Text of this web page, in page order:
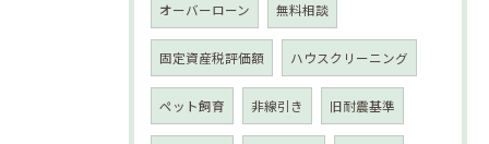
オーバーローン 無料相談
固定資産税評価額 ハウスクリーニング
ペット飼育 非線引き 旧耐震基準